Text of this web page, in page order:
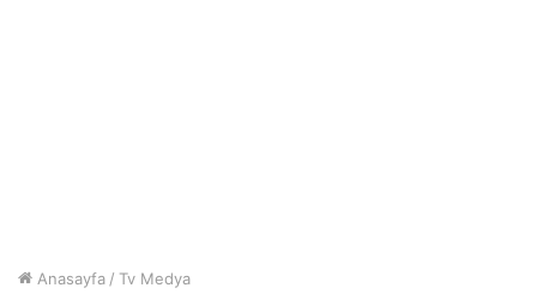
Anasayfa / Tv Medya